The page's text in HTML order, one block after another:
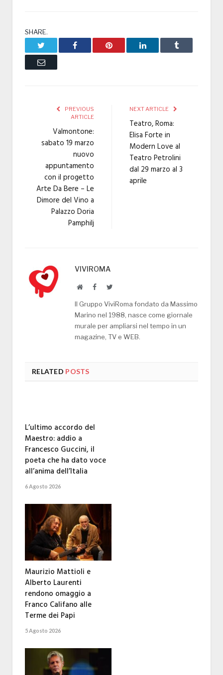
SHARE.
Facebook Pinterest LinkedIn Tumblr
Email
PREVIOUS
ARTICLE
Valmontone:
sabato 19 marzo
nuovo
appuntamento
con il progetto
Arte Da Bere – Le
Dimore del Vino a
Palazzo Doria
Pamphilj
NEXT ARTICLE
Teatro, Roma:
Elisa Forte in
Modern Love al
Teatro Petrolini
dal 29 marzo al 3
aprile
VIVIROMA
WebsiteFacebookTwitter
Il Gruppo ViviRoma fondato da Massimo
Marino nel 1988, nasce come giornale
murale per ampliarsi nel tempo in un
magazine, TV e WEB.
RELATED POSTS
L’ultimo accordo del
Maestro: addio a
Francesco Guccini, il
poeta che ha dato voce
all’anima dell’Italia
6 Agosto 2026
Maurizio Mattioli e
Alberto Laurenti
rendono omaggio a
Franco Califano alle
Terme dei Papi
5 Agosto 2026